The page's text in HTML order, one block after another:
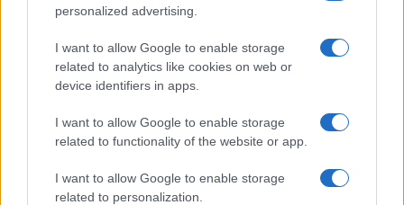
personalized advertising.
I want to allow Google to enable storage
related to analytics like cookies on web or
device identifiers in apps.
I want to allow Google to enable storage
related to functionality of the website or app.
I want to allow Google to enable storage
related to personalization.